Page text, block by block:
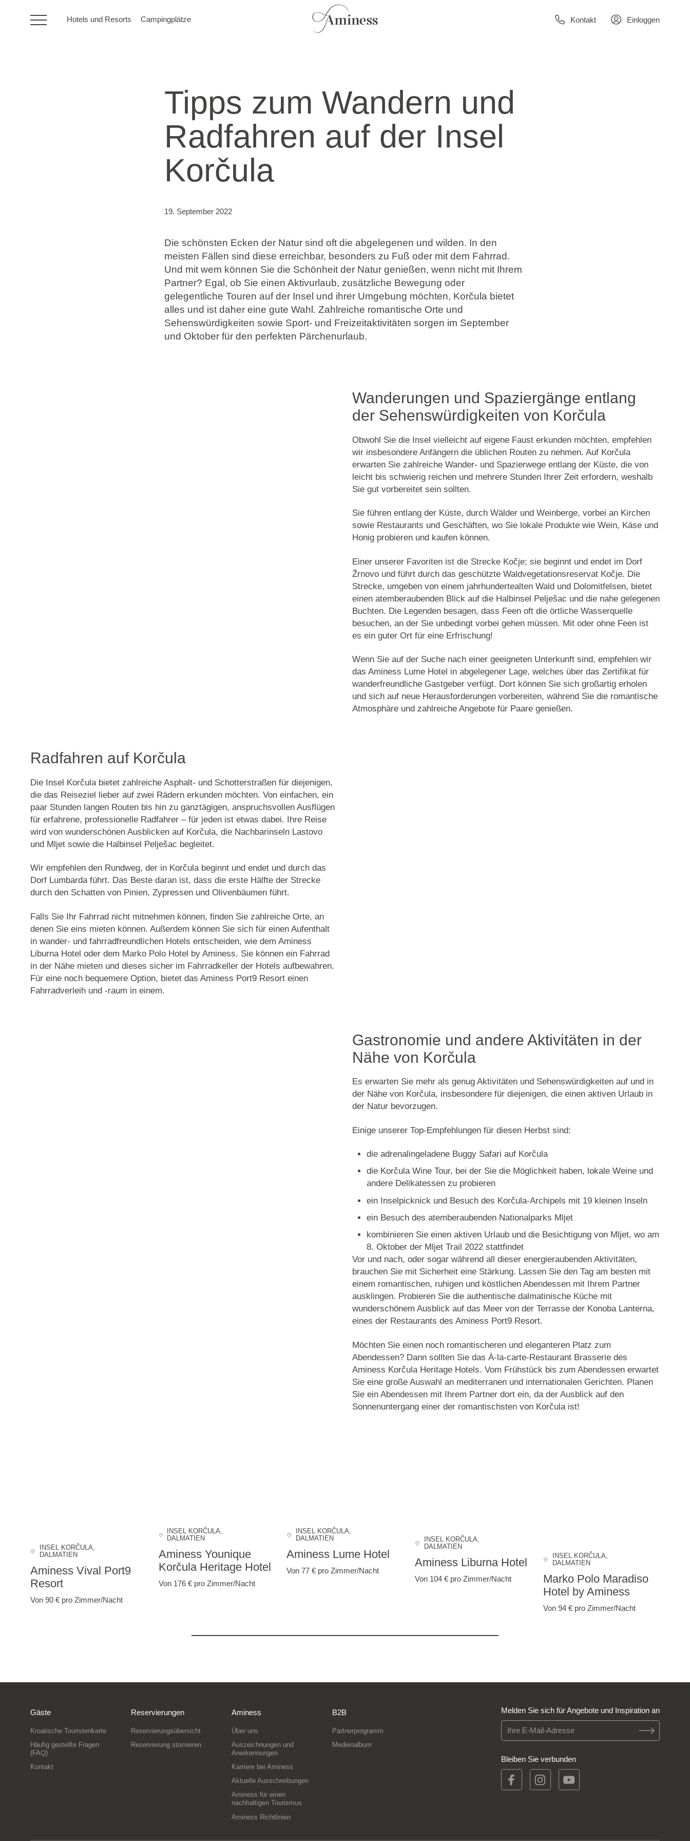
Hotels und Resorts Campingplätze Kontakt Einloggen
Tipps zum Wandern und
Radfahren auf der Insel
Korčula
19. September 2022
Die schönsten Ecken der Natur sind oft die abgelegenen und wilden. In den
meisten Fällen sind diese erreichbar, besonders zu Fuß oder mit dem Fahrrad.
Und mit wem können Sie die Schönheit der Natur genießen, wenn nicht mit Ihrem
Partner? Egal, ob Sie einen Aktivurlaub, zusätzliche Bewegung oder
gelegentliche Touren auf der Insel und ihrer Umgebung möchten, Korčula bietet
alles und ist daher eine gute Wahl. Zahlreiche romantische Orte und
Sehenswürdigkeiten sowie Sport- und Freizeitaktivitäten sorgen im September
und Oktober für den perfekten Pärchenurlaub.
Wanderungen und Spaziergänge entlang
der Sehenswürdigkeiten von Korčula
Obwohl Sie die Insel vielleicht auf eigene Faust erkunden möchten, empfehlen
wir insbesondere Anfängern die üblichen Routen zu nehmen. Auf Korčula
erwarten Sie zahlreiche Wander- und Spazierwege entlang der Küste, die von
leicht bis schwierig reichen und mehrere Stunden Ihrer Zeit erfordern, weshalb
Sie gut vorbereitet sein sollten.
Sie führen entlang der Küste, durch Wälder und Weinberge, vorbei an Kirchen
sowie Restaurants und Geschäften, wo Sie lokale Produkte wie Wein, Käse und
Honig probieren und kaufen können.
Einer unserer Favoriten ist die Strecke Kočje; sie beginnt und endet im Dorf
Žrnovo und führt durch das geschützte Waldvegetationsreservat Kočje. Die
Strecke, umgeben von einem jahrhundertealten Wald und Dolomitfelsen, bietet
einen atemberaubenden Blick auf die Halbinsel Pelješac und die nahe gelegenen
Buchten. Die Legenden besagen, dass Feen oft die örtliche Wasserquelle
besuchen, an der Sie unbedingt vorbei gehen müssen. Mit oder ohne Feen ist
es ein guter Ort für eine Erfrischung!
Wenn Sie auf der Suche nach einer geeigneten Unterkunft sind, empfehlen wir
das Aminess Lume Hotel in abgelegener Lage, welches über das Zertifikat für
wanderfreundliche Gastgeber verfügt. Dort können Sie sich großartig erholen
und sich auf neue Herausforderungen vorbereiten, während Sie die romantische
Atmosphäre und zahlreiche Angebote für Paare genießen.
Radfahren auf Korčula
Die Insel Korčula bietet zahlreiche Asphalt- und Schotterstraßen für diejenigen,
die das Reiseziel lieber auf zwei Rädern erkunden möchten. Von einfachen, ein
paar Stunden langen Routen bis hin zu ganztägigen, anspruchsvollen Ausflügen
für erfahrene, professionelle Radfahrer – für jeden ist etwas dabei. Ihre Reise
wird von wunderschönen Ausblicken auf Korčula, die Nachbarinseln Lastovo
und Mljet sowie die Halbinsel Pelješac begleitet.
Wir empfehlen den Rundweg, der in Korčula beginnt und endet und durch das
Dorf Lumbarda führt. Das Beste daran ist, dass die erste Hälfte der Strecke
durch den Schatten von Pinien, Zypressen und Olivenbäumen führt.
Falls Sie Ihr Fahrrad nicht mitnehmen können, finden Sie zahlreiche Orte, an
denen Sie eins mieten können. Außerdem können Sie sich für einen Aufenthalt
in wander- und fahrradfreundlichen Hotels entscheiden, wie dem Aminess
Liburna Hotel oder dem Marko Polo Hotel by Aminess. Sie können ein Fahrrad
in der Nähe mieten und dieses sicher im Fahrradkeller der Hotels aufbewahren.
Für eine noch bequemere Option, bietet das Aminess Port9 Resort einen
Fahrradverleih und -raum in einem.
Gastronomie und andere Aktivitäten in der
Nähe von Korčula
Es erwarten Sie mehr als genug Aktivitäten und Sehenswürdigkeiten auf und in
der Nähe von Korčula, insbesondere für diejenigen, die einen aktiven Urlaub in
der Natur bevorzugen.
Einige unserer Top-Empfehlungen für diesen Herbst sind:
die adrenalingeladene Buggy Safari auf Korčula
die Korčula Wine Tour, bei der Sie die Möglichkeit haben, lokale Weine und
andere Delikatessen zu probieren
ein Inselpicknick und Besuch des Korčula-Archipels mit 19 kleinen Inseln
ein Besuch des atemberaubenden Nationalparks Mljet
kombinieren Sie einen aktiven Urlaub und die Besichtigung von Mljet, wo am
8. Oktober der Mljet Trail 2022 stattfindet
Vor und nach, oder sogar während all dieser energieraubenden Aktivitäten,
brauchen Sie mit Sicherheit eine Stärkung. Lassen Sie den Tag am besten mit
einem romantischen, ruhigen und köstlichen Abendessen mit Ihrem Partner
ausklingen. Probieren Sie die authentische dalmatinische Küche mit
wunderschönem Ausblick auf das Meer von der Terrasse der Konoba Lanterna,
eines der Restaurants des Aminess Port9 Resort.
Möchten Sie einen noch romantischeren und eleganteren Platz zum
Abendessen? Dann sollten Sie das À-la-carte-Restaurant Brasserie des
Aminess Korčula Heritage Hotels. Vom Frühstück bis zum Abendessen erwartet
Sie eine große Auswahl an mediterranen und internationalen Gerichten. Planen
Sie ein Abendessen mit Ihrem Partner dort ein, da der Ausblick auf den
Sonnenuntergang einer der romantischsten von Korčula ist!
INSEL KORČULA,
DALMATIEN
Aminess Vival Port9
Resort
Von 90 € pro Zimmer/Nacht
INSEL KORČULA,
DALMATIEN
Aminess Younique
Korčula Heritage Hotel
Von 176 € pro Zimmer/Nacht
INSEL KORČULA,
DALMATIEN
Aminess Lume Hotel
Von 77 € pro Zimmer/Nacht
INSEL KORČULA,
DALMATIEN
Aminess Liburna Hotel
Von 104 € pro Zimmer/Nacht
INSEL KORČULA,
DALMATIEN
Marko Polo Maradiso
Hotel by Aminess
Von 94 € pro Zimmer/Nacht
Gäste
Kroatische Touristenkarte
Häufig gestellte Fragen
(FAQ)
Kontakt
Reservierungen
Reservierungsübersicht
Reservierung stornieren
Aminess
Über uns
Auszeichnungen und
Anerkennungen
Karriere bei Aminess
Aktuelle Ausschreibungen
Aminess für einen
nachhaltigen Tourismus
Aminess Richtlinien
B2B
Partnerprogramm
Medienalbum
Melden Sie sich für Angebote und Inspiration an
Bleiben Sie verbunden